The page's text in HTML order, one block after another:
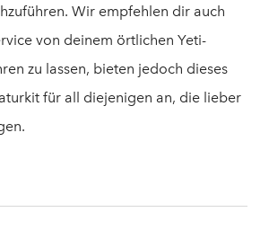
Wir empfehlen dir auch
von deinem örtlichen Yeti-
zu lassen, bieten jedoch dieses
für all diejenigen an, die lieber